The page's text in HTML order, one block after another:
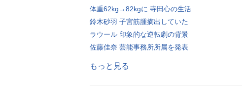
体重62kg→82kgに 寺田心の生活
鈴木砂羽 子宮筋腫摘出していた
ラウール 印象的な逆転劇の背景
佐藤佳奈 芸能事務所所属を発表
もっと見る